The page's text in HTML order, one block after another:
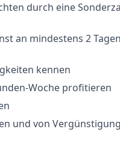
durch eine
an mindestens 2
kennen
Woche profitieren
und von